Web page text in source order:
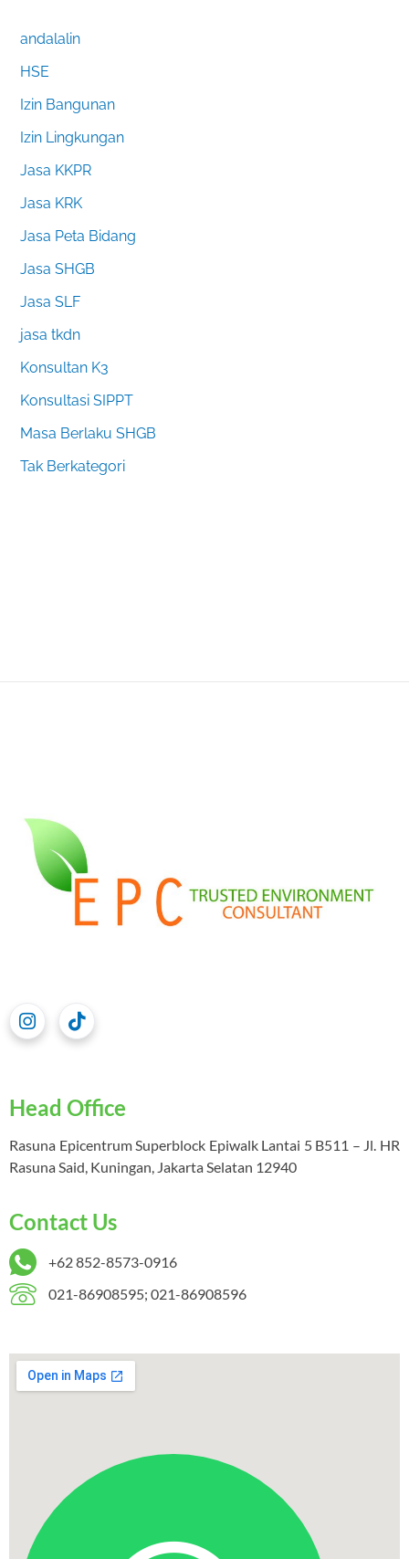
andalalin
HSE
Izin Bangunan
Izin Lingkungan
Jasa KKPR
Jasa KRK
Jasa Peta Bidang
Jasa SHGB
Jasa SLF
jasa tkdn
Konsultan K3
Konsultasi SIPPT
Masa Berlaku SHGB
Tak Berkategori
Head Office
Rasuna Epicentrum Superblock Epiwalk Lantai 5 B511 – Jl. HR
Rasuna Said, Kuningan, Jakarta Selatan 12940
Contact Us
+62 852-8573-0916
021-86908595; 021-86908596